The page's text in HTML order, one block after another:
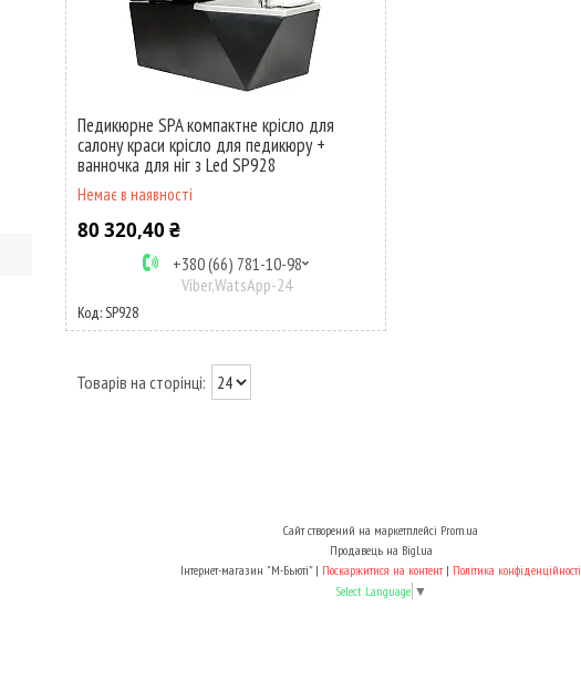
Педикюрне SPA компактне крісло для
салону краси крісло для педикюру +
ванночка для ніг з Led SP928
Немає в наявності
80 320,40 ₴
+380 (66) 781-10-98
Viber,WatsApp-24
SP928
Сайт створений на маркетплейсі Prom.ua
Продавець на Bigl.ua
Інтернет-магазин "М-Бьюті" | Поскаржитися на контент | Політика конфіденційності
Select Language ▼